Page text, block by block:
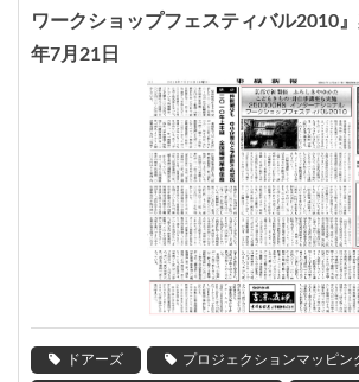
ワークショップフェスティバル2010
年7月21日
ドアーズ プロジェクションマッピン